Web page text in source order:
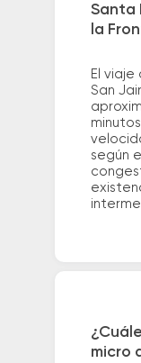
Santa
la
El
San
según
micro